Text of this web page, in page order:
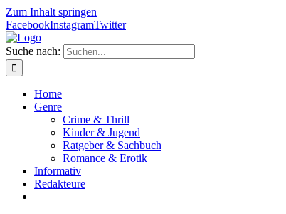
Zum Inhalt springen
FacebookInstagramTwitter
Suche nach:
Home
Genre
Crime & Thrill
Kinder & Jugend
Ratgeber & Sachbuch
Romance & Erotik
Informativ
Redakteure